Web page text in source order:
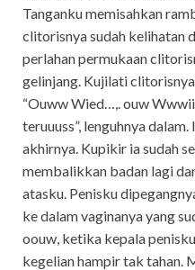
Tanganku memisahkan
clitorisnya sudah kelihatan
perlahan permukaan
gelinjang. Kujilati
“Ouww Wied…,. ouw
teruuuss”, lenguhnya
akhirnya. Kupikir ia sudah
membalikkan badan lagi
atasku. Penisku
ke dalam vaginanya yang
oouw, ketika kepala
kegelian hampir tak tahan.